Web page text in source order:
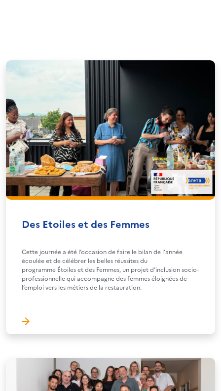
Des Etoiles et des Femmes
Cette journée a été l’occasion de faire le bilan de l’année
écoulée et de célébrer les belles réussites du
programme Étoiles et des Femmes, un projet d’inclusion socio-
professionnelle qui accompagne des femmes éloignées de
l’emploi vers les métiers de la restauration.